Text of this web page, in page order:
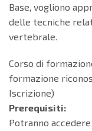
Base, vogliono
delle tecniche
vertebrale.
Corso di
formazione
Iscrizione)
Prerequisiti:
Potranno